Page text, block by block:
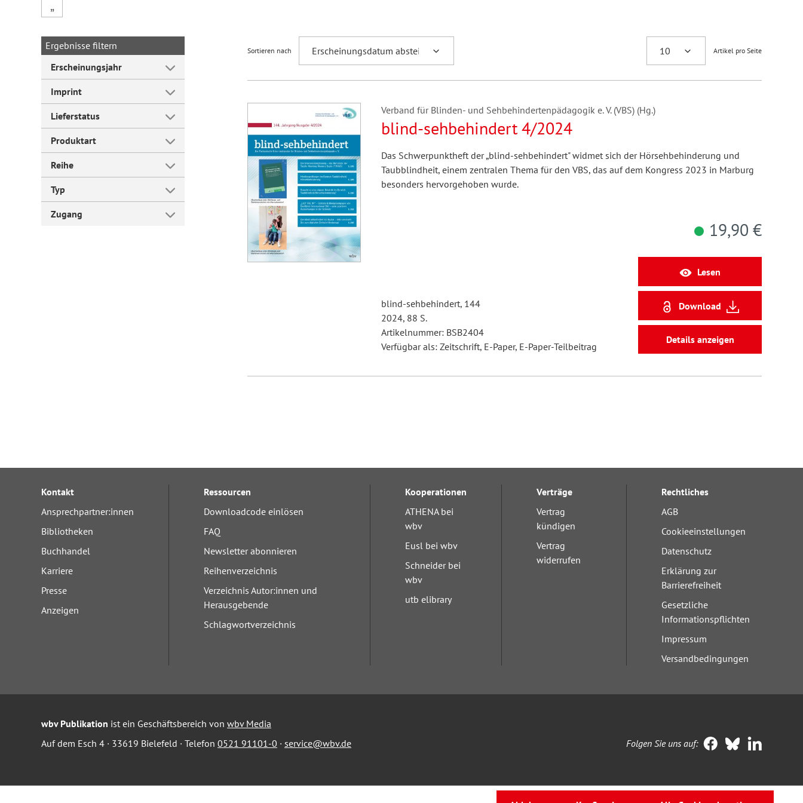
Forum Arbeitslehre
„
Ergebnisse filtern
Erscheinungsjahr
Imprint
Lieferstatus
Produktart
Reihe
Typ
Zugang
Sortieren nach Artikel pro Seite
Verband für Blinden- und Sehbehindertenpädagogik e. V. (VBS) (Hg.)
blind-sehbehindert 4/2024
Das Schwerpunktheft der „blind-sehbehindert" widmet sich der Hörsehbehinderung und
Taubblindheit, einem zentralen Thema für den VBS, das auf dem Kongress 2023 in Marburg
besonders hervorgehoben wurde.
blind-sehbehindert, 144
2024, 88 S.
Artikelnummer: BSB2404
Verfügbar als: Zeitschrift, E-Paper, E-Paper-Teilbeitrag
19,90 €
Lesen
Download
Details anzeigen
Kontakt
Ansprechpartner:innen
Bibliotheken
Buchhandel
Karriere
Presse
Anzeigen
Ressourcen
Downloadcode einlösen
FAQ
Newsletter abonnieren
Reihenverzeichnis
Verzeichnis Autor:innen und
Herausgebende
Schlagwortverzeichnis
Kooperationen
ATHENA bei
wbv
Eusl bei wbv
Schneider bei
wbv
utb elibrary
Verträge
Vertrag
kündigen
Vertrag
widerrufen
Rechtliches
AGB
Cookieeinstellungen
Datenschutz
Erklärung zur
Barrierefreiheit
Gesetzliche
Informationspflichten
Impressum
Versandbedingungen
wbv Publikation ist ein Geschäftsbereich von wbv Media
Auf dem Esch 4 · 33619 Bielefeld · Telefon 0521 91101-0 · service@wbv.de Folgen Sie uns auf: